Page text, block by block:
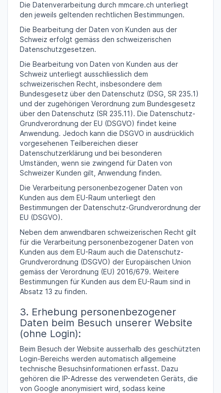
Die Datenverarbeitung durch mmcare.ch unterliegt
den jeweils geltenden rechtlichen Bestimmungen.
Die Bearbeitung der Daten von Kunden aus der
Schweiz erfolgt gemäss den schweizerischen
Datenschutzgesetzen.
Die Bearbeitung von Daten von Kunden aus der
Schweiz unterliegt ausschliesslich dem
schweizerischen Recht, insbesondere dem
Bundesgesetz über den Datenschutz (DSG, SR 235.1)
und der zugehörigen Verordnung zum Bundesgesetz
über den Datenschutz (SR 235.11). Die Datenschutz-
Grundverordnung der EU (DSGVO) findet keine
Anwendung. Jedoch kann die DSGVO in ausdrücklich
vorgesehenen Teilbereichen dieser
Datenschutzerklärung und bei besonderen
Umständen, wenn sie zwingend für Daten von
Schweizer Kunden gilt, Anwendung finden.
Die Verarbeitung personenbezogener Daten von
Kunden aus dem EU-Raum unterliegt den
Bestimmungen der Datenschutz-Grundverordnung der
EU (DSGVO).
Neben dem anwendbaren schweizerischen Recht gilt
für die Verarbeitung personenbezogener Daten von
Kunden aus dem EU-Raum auch die Datenschutz-
Grundverordnung (DSGVO) der Europäischen Union
gemäss der Verordnung (EU) 2016/679. Weitere
Bestimmungen für Kunden aus dem EU-Raum sind in
Absatz 13 zu finden.
3. Erhebung personenbezogener
Daten beim Besuch unserer Website
(ohne Login):
Beim Besuch der Website ausserhalb des geschützten
Login-Bereichs werden automatisch allgemeine
technische Besuchsinformationen erfasst. Dazu
gehören die IP-Adresse des verwendeten Geräts, die
von Google anonymisiert wird, sodass keine